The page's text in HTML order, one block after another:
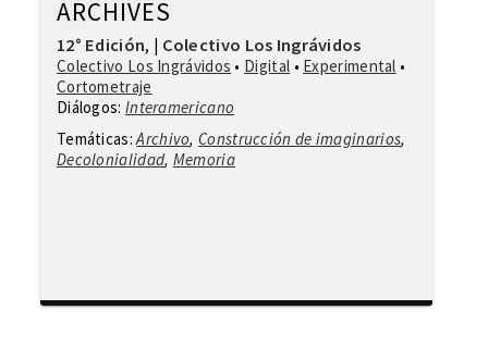
ARCHIVES
12° Edición, Colectivo Los Ingrávidos
Colectivo Los Ingrávidos • Digital • Experimental •
Cortometraje
Diálogos: Interamericano
Temáticas: Archivo,Construcción de imaginarios,
Decolonialidad, Memoria